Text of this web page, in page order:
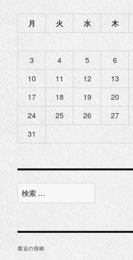
月 火 水 木
3
4 5 6
10
11 12 13
17
18 19 20
24
25 26 27
31
検
索
象:
最近の投稿